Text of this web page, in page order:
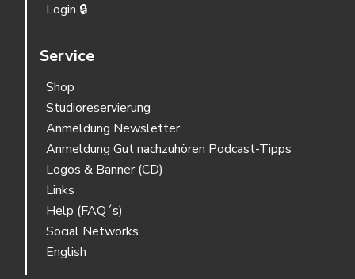
Login 🔒
Service
Shop
Studioreservierung
Anmeldung Newsletter
Anmeldung Gut nachzuhören Podcast-Tipps
Logos & Banner (CD)
Links
Help (FAQ´s)
Social Networks
English